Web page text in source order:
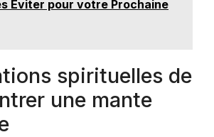
Éviter pour votre Prochaine
spirituelles de
une mante